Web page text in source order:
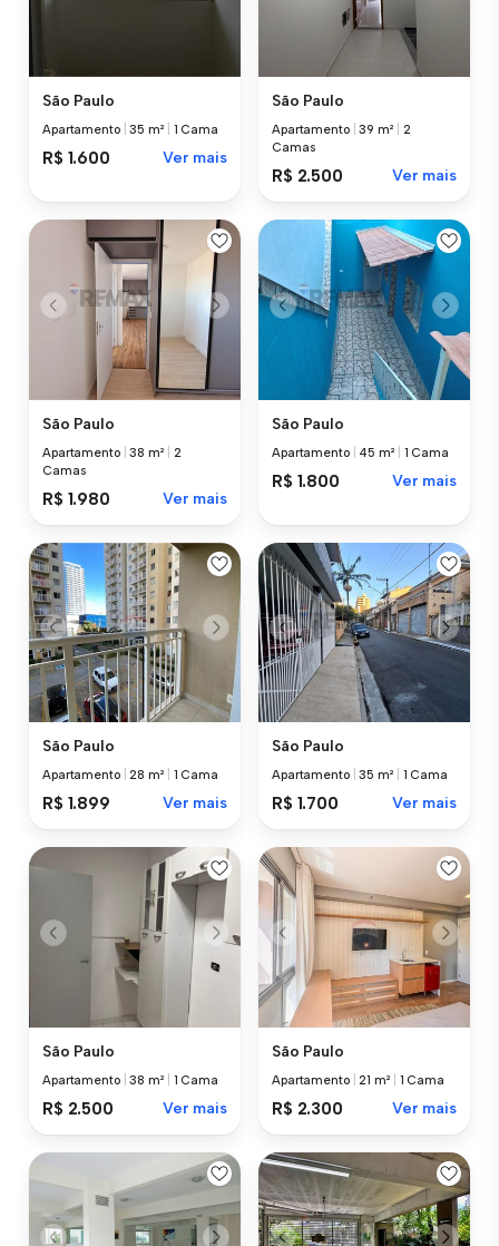
São Paulo
Apartamento |35 m² 1 Cama
R$ 1.600 Ver mais
São Paulo
Apartamento |39 m²
2
Camas
R$ 2.500 Ver mais
São Paulo
Apartamento |38 m²
2
Camas
R$ 1.980 Ver mais
São Paulo
Apartamento 45 m² 1 Cama
R$ 1.800 Ver mais
São Paulo
Apartamento |28 m² 1 Cama
R$ 1.899 Ver mais
São Paulo
Apartamento |35 m² 1 Cama
R$ 1.700 Ver mais
São Paulo
Apartamento |38 m² 1 Cama
R$ 2.500 Ver mais
São Paulo
Apartamento |21 m² 1 Cama
R$ 2.300 Ver mais